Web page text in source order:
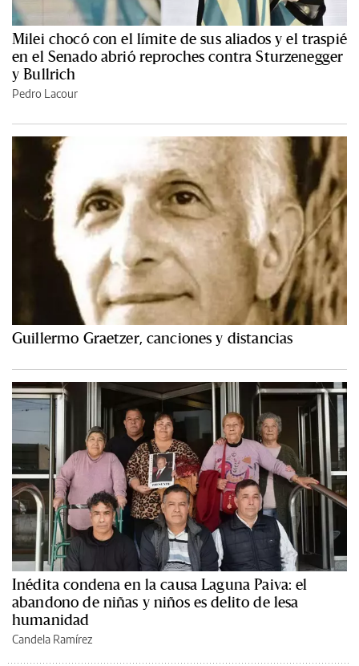
Milei chocó con el límite de sus aliados y el traspié
en el Senado abrió reproches contra Sturzenegger
y Bullrich
Pedro Lacour
Guillermo Graetzer, canciones y distancias
Inédita condena en la causa Laguna Paiva: el
abandono de niñas y niños es delito de lesa
humanidad
Candela Ramírez